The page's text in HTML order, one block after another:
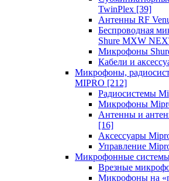
TwinPlex [39]
Антенны RF
Беспроводная
Shure MXW
Микрофоны
Кабели и
Микрофоны,
MIPRO [212]
Радиосистемы
Микрофоны
Антенны и
[16]
Аксессуары
Управление
Микрофонные
Врезные
Микрофоны на